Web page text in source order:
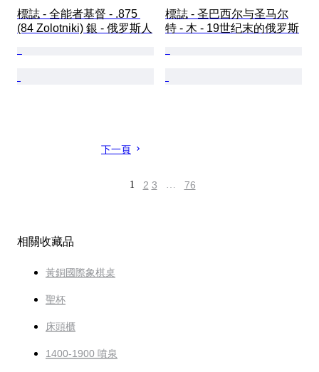
標誌 - 全能者基督 - .875
(84 Zolotniki) 銀 - 俄罗斯人
標誌 - 圣巴西尔与圣马尔
特 - 木 - 19世纪末的俄罗斯
下一頁
1 2 3 … 76
相關收藏品
黃銅國際象棋桌
聖杯
床頭櫃
1400-1900 噴泉